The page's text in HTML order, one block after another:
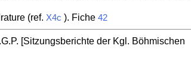
(ref. X4c ). Fiche 42
[Sitzungsberichte der Kgl. Böhmischen